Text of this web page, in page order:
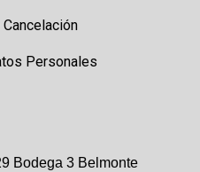
Personales
Bodega 3 Belmonte